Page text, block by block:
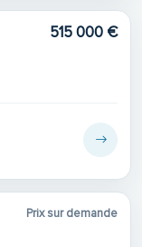
515 000 €
Prix sur demande